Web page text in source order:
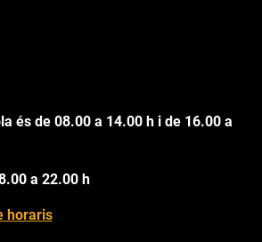
és de 08.00 a 14.00 h i de 16.00 a
a 22.00 h
horaris